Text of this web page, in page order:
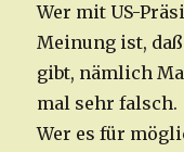
Wer mit US-
Meinung ist,
gibt, nämlich
mal sehr falsch.
Wer es für